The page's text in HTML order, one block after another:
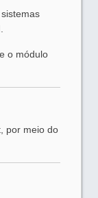
o módulo
por meio do